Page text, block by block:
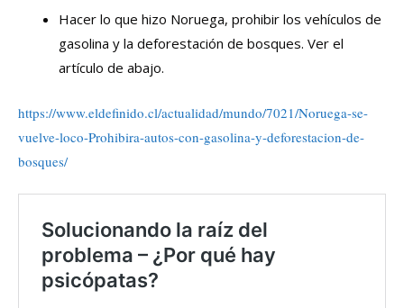
Hacer lo que hizo Noruega, prohibir los vehículos de
gasolina y la deforestación de bosques. Ver el
artículo de abajo.
https://www.eldefinido.cl/actualidad/mundo/7021/Noruega-se-
vuelve-loco-Prohibira-autos-con-gasolina-y-deforestacion-de-
bosques/